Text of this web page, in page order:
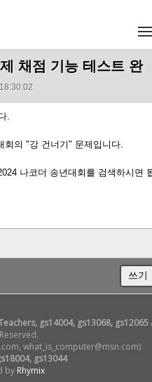
채점 기능 테스트 완
.
회의 "강 건너기" 문제입니다.
나코더 송년대회를 검색하시면
쓰기
gs14004, gs13068, gs12065
what_is_computer@msn.com)
gs13044
by Rhymix